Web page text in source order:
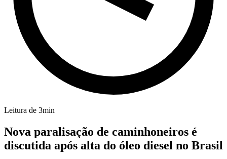
Leitura de 3min
Nova paralisação de caminhoneiros é
discutida após alta do óleo diesel no Brasil